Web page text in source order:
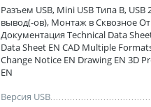
Разъем USB, Mini USB Типа B, USB
вывод(-ов), Монтаж в Сквозное
Документация Technical Data
Data Sheet EN CAD Multiple
Change Notice EN Drawing EN 3D
EN
Версия USB